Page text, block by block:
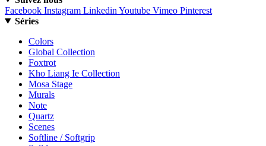
Facebook Instagram Linkedin Youtube Vimeo Pinterest
Séries
Colors
Global Collection
Foxtrot
Kho Liang Ie Collection
Mosa Stage
Murals
Note
Quartz
Scenes
Softline / Softgrip